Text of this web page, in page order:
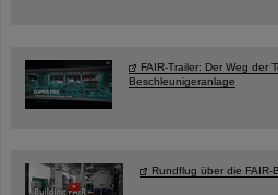
FAIR-Trailer: Der Weg der
Beschleunigeranlage
Rundflug über die FAIR-